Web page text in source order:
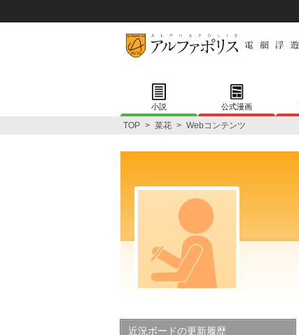
小説 公式漫画
TOP > 菜花 > Webコンテンツ
近況ボードの更新履歴